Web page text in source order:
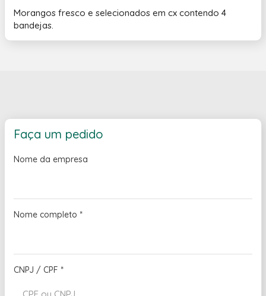
Morangos fresco e selecionados em cx contendo 4
bandejas.
Faça um pedido
Nome da empresa
Nome completo *
CNPJ / CPF *